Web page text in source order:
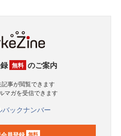
無料 のご案内
記事が閲覧できます
マガを受信できます
バックナンバー
無料